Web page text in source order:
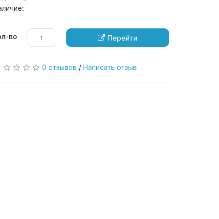
во Перейти
0 отзывов / Написать отзыв